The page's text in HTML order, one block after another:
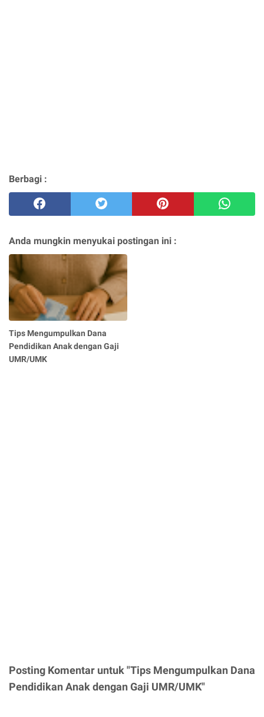
Berbagi :
Anda mungkin menyukai postingan ini :
Tips Mengumpulkan Dana
Pendidikan Anak dengan Gaji
UMR/UMK
Posting Komentar untuk "Tips Mengumpulkan Dana
Pendidikan Anak dengan Gaji UMR/UMK"